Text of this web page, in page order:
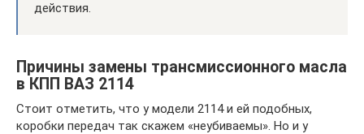
действия.
Причины замены трансмиссионного масла
в КПП ВАЗ 2114
Стоит отметить, что у модели 2114 и ей подобных,
коробки передач так скажем «неубиваемы». Но и у